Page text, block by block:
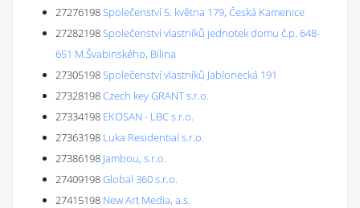
27276198Společenství 5. května 179, Česká Kamenice
27282198Společenství vlastníků jednotek domu č.p. 648-
651 M.Švabinského, Bílina
27305198Společenství vlastníků Jablonecká 191
27328198Czech key GRANT s.r.o.
27334198 EKOSAN - LBC s.r.o.
27363198 Luka Residential s.r.o.
27386198 Jambou, s.r.o.
27409198Global 360 s.r.o.
27415198 New Art Media, a.s.